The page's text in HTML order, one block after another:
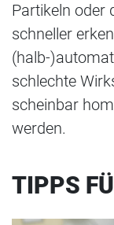
Partikeln oder
schneller
(halb-
schlechte
scheinbar
werden.
TIPPS